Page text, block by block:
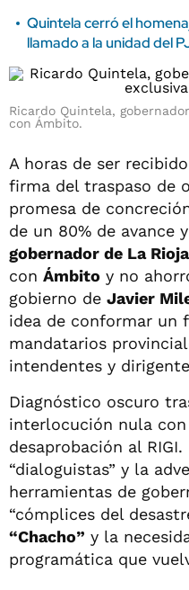
Quintela cerró el
llamado a la unidad del
Ricardo Quintela,
con Ámbito.
A horas de ser
firma del traspaso de
promesa de
de un 80% de avance
gobernador de La
con Ámbito y no
gobierno de Javier
idea de conformar un
mandatarios
intendentes y
Diagnóstico oscuro
interlocución nula
desaprobación al
“dialoguistas” y la
herramientas de
“cómplices del
“Chacho” y la
programática que